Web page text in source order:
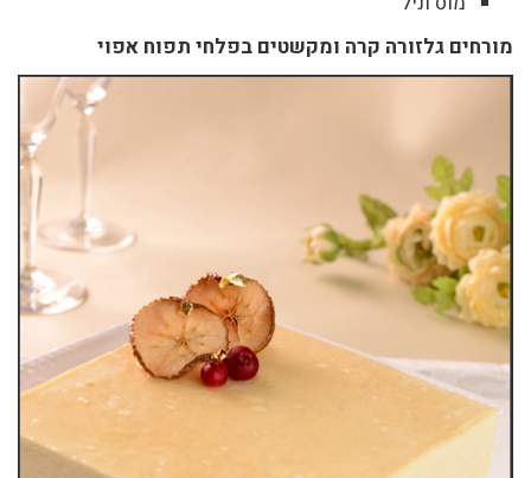
מורחים גלזורה קרה ומקשטים בפלחי תפוח אפוי